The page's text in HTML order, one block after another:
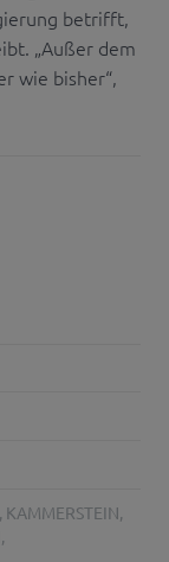
betrifft,
„Außer dem
wie bisher“,
, KAMMERSTEIN,
,